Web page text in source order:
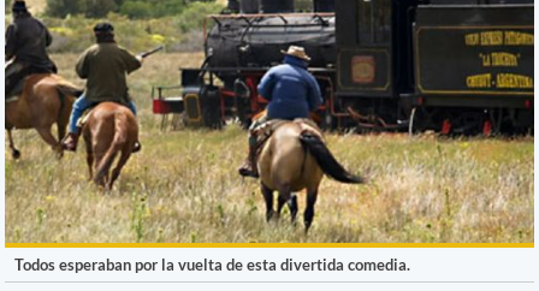
Todos esperaban por la vuelta de esta divertida comedia.